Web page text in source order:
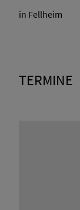
in Fellheim
TERMINE